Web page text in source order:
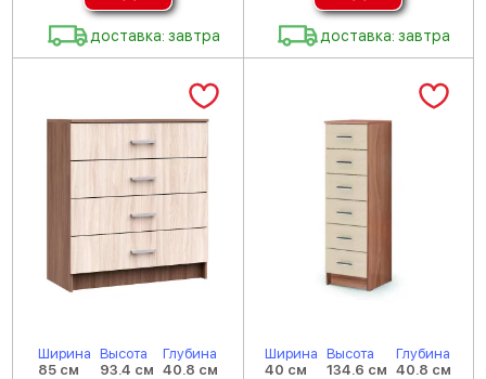
доставка: завтра доставка: завтра
Ширина
85 см
Высота
93.4 см
Глубина
40.8 см
Ширина
40 см
Высота
134.6 см
Глубина
40.8 см